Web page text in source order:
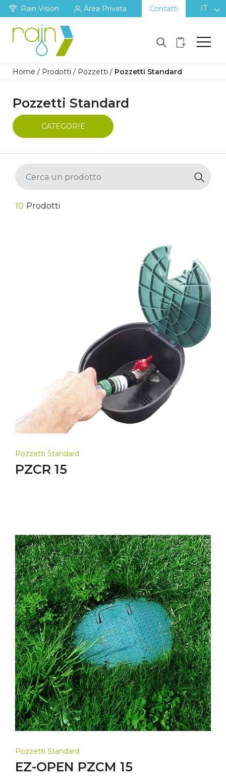
Rain Vision Area Privata Contatti IT
Home / Prodotti / Pozzetti / Pozzetti Standard
Pozzetti Standard
CATEGORIE
10 Prodotti
Pozzetti Standard
PZCR 15
Pozzetti Standard
EZ-OPEN PZCM 15